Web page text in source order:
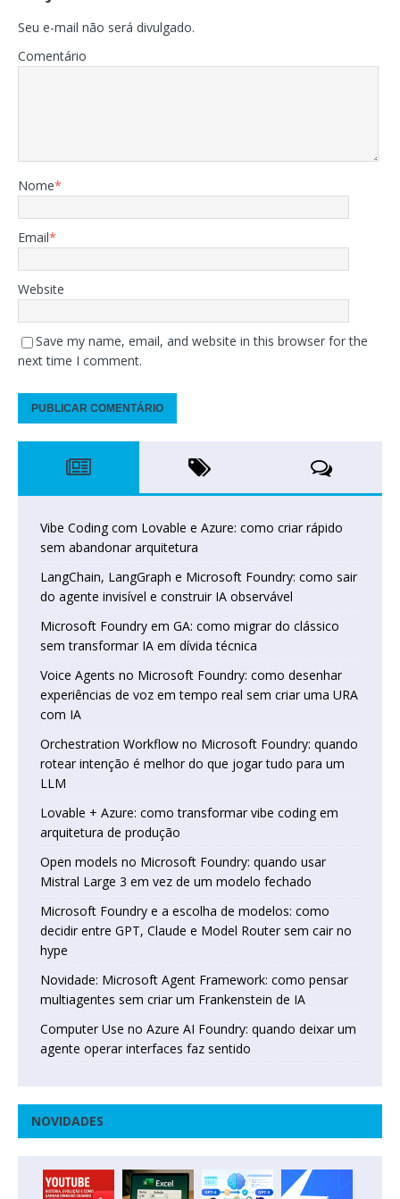
Seu e-mail não será divulgado.
Comentário
Nome*
Email*
Website
Save my name, email, and website in this browser for the
next time I comment.
Vibe Coding com Lovable e Azure: como criar rápido
sem abandonar arquitetura
LangChain, LangGraph e Microsoft Foundry: como sair
do agente invisível e construir IA observável
Microsoft Foundry em GA: como migrar do clássico
sem transformar IA em dívida técnica
Voice Agents no Microsoft Foundry: como desenhar
experiências de voz em tempo real sem criar uma URA
com IA
Orchestration Workflow no Microsoft Foundry: quando
rotear intenção é melhor do que jogar tudo para um
LLM
Lovable + Azure: como transformar vibe coding em
arquitetura de produção
Open models no Microsoft Foundry: quando usar
Mistral Large 3 em vez de um modelo fechado
Microsoft Foundry e a escolha de modelos: como
decidir entre GPT, Claude e Model Router sem cair no
hype
Novidade: Microsoft Agent Framework: como pensar
multiagentes sem criar um Frankenstein de IA
Computer Use no Azure AI Foundry: quando deixar um
agente operar interfaces faz sentido
NOVIDADES